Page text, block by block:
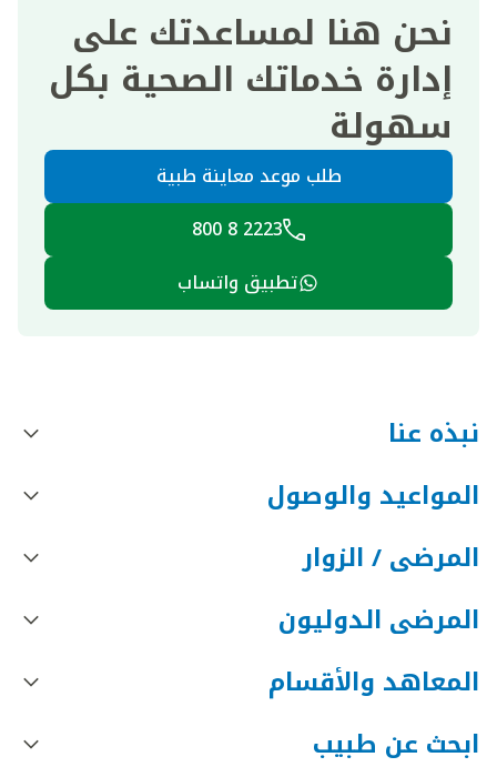
نحن هنا لمساعدتك على
إدارة خدماتك الصحية بكل
سهولة
طلب موعد معاينة طبية
2223 8 800
تطبيق واتساب
نبذه عنا
المواعيد والوصول
المرضى / الزوار
المرضى الدوليون
المعاهد والأقسام
ابحث عن طبيب